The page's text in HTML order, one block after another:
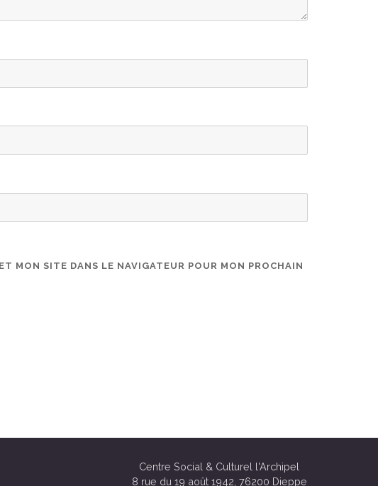
MON SITE DANS LE NAVIGATEUR POUR MON PROCHAIN
Centre Social & Culturel l'Archipel
8 rue du 19 août 1942, 76200 Dieppe